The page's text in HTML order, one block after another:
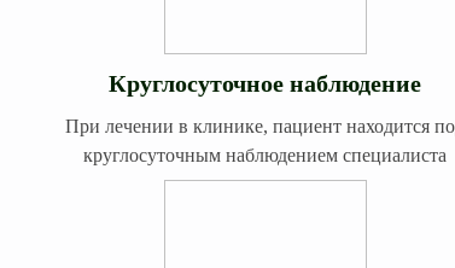
Круглосуточное наблюдение
При лечении в клинике, пациент находится
круглосуточным наблюдением специалиста